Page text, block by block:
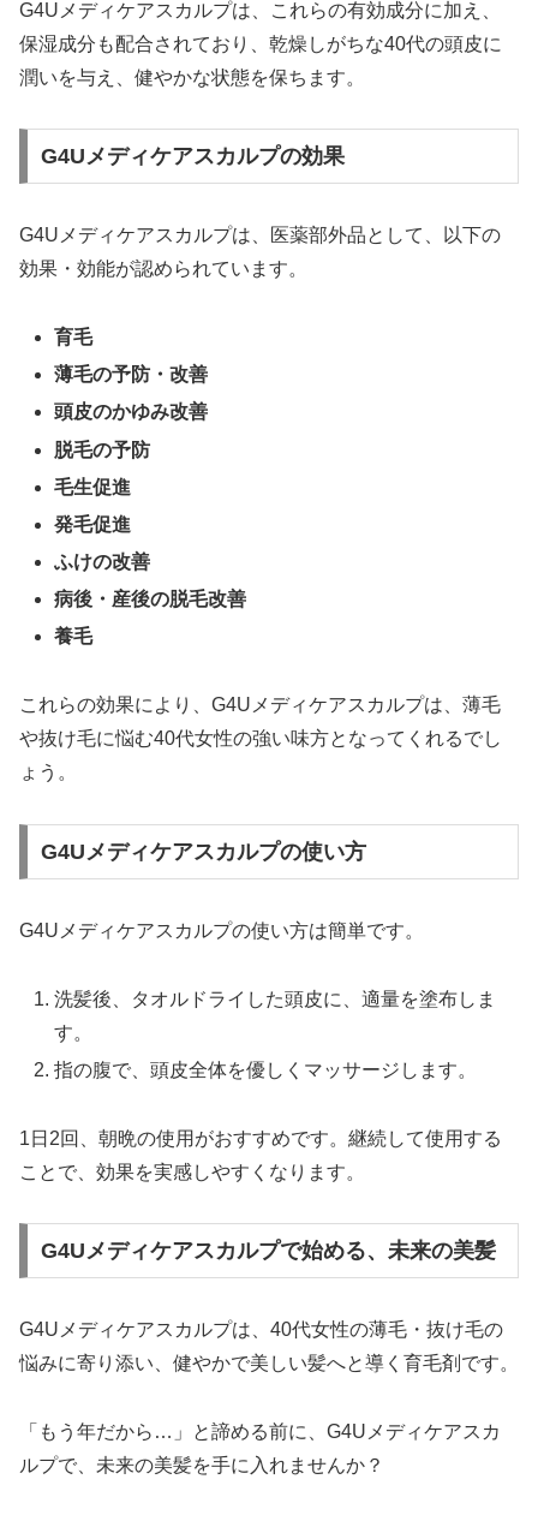
G4Uメディケアスカルプは、これらの有効成分に加え、
保湿成分も配合されており、乾燥しがちな40代の頭皮に
潤いを与え、健やかな状態を保ちます。
G4Uメディケアスカルプの効果
G4Uメディケアスカルプは、医薬部外品として、以下の
効果・効能が認められています。
育毛
薄毛の予防・改善
頭皮のかゆみ改善
脱毛の予防
毛生促進
発毛促進
ふけの改善
病後・産後の脱毛改善
養毛
これらの効果により、G4Uメディケアスカルプは、薄毛
や抜け毛に悩む40代女性の強い味方となってくれるでし
ょう。
G4Uメディケアスカルプの使い方
G4Uメディケアスカルプの使い方は簡単です。
洗髪後、タオルドライした頭皮に、適量を塗布しま
す。
指の腹で、頭皮全体を優しくマッサージします。
1日2回、朝晩の使用がおすすめです。継続して使用する
ことで、効果を実感しやすくなります。
G4Uメディケアスカルプで始める、未来の美髪
G4Uメディケアスカルプは、40代女性の薄毛・抜け毛の
悩みに寄り添い、健やかで美しい髪へと導く育毛剤です。
「もう年だから…」と諦める前に、G4Uメディケアスカ
ルプで、未来の美髪を手に入れませんか？